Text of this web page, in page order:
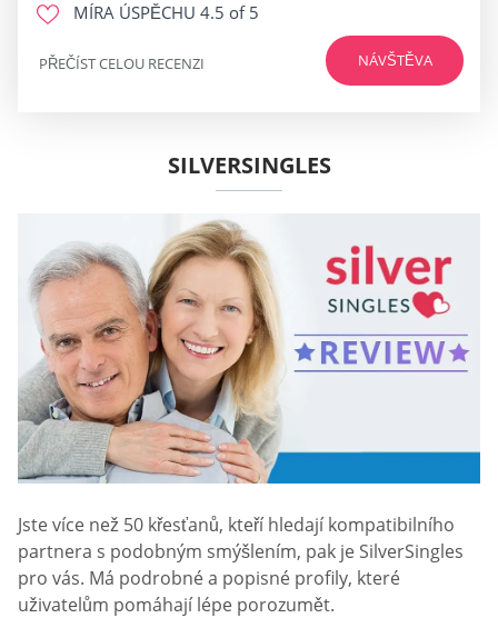
MÍRA ÚSPĚCHU 4.5 of 5
NÁVŠTĚVA
PŘEČÍST CELOU RECENZI
SILVERSINGLES
Jste více než 50 křesťanů, kteří hledají kompatibilního
partnera s podobným smýšlením, pak je SilverSingles
pro vás. Má podrobné a popisné profily, které
uživatelům pomáhají lépe porozumět.